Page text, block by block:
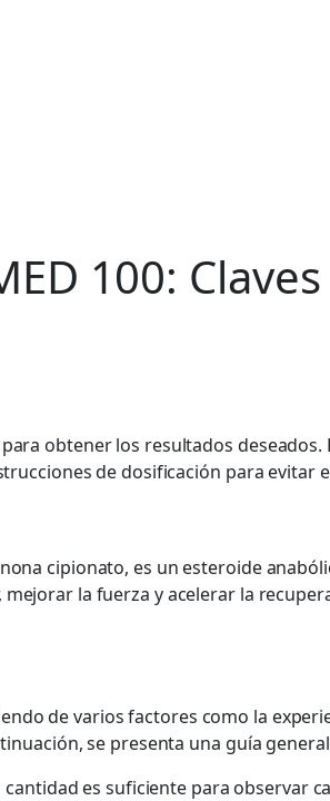
100:
obtener los resultados
de dosificación para evitar
cipionato, es un esteroide
la fuerza y acelerar la
de varios factores como la
se presenta una guía
es suficiente para observar